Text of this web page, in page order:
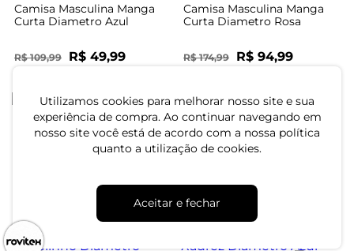
Utilizamos cookies para melhorar nosso site e sua
experiência de compra. Ao continuar navegando em
nosso site você está de acordo com a nossa política
quanto a utilização de cookies.
Aceitar e fechar
Camisa Masculina Manga
Curta Diametro Azul
R$ 109,99 R$ 49,99
Camisa Masculina Manga
Curta Diametro Rosa
R$ 174,99 R$ 94,99
Camisa Masculina Listras
Geométricas Diametro
ou 6x de R$ 33,33 sem juros
-50%
Camisa Masculina Jeans
Diametro Azul
ou 3x de R$ 36,66 sem juros
-51%